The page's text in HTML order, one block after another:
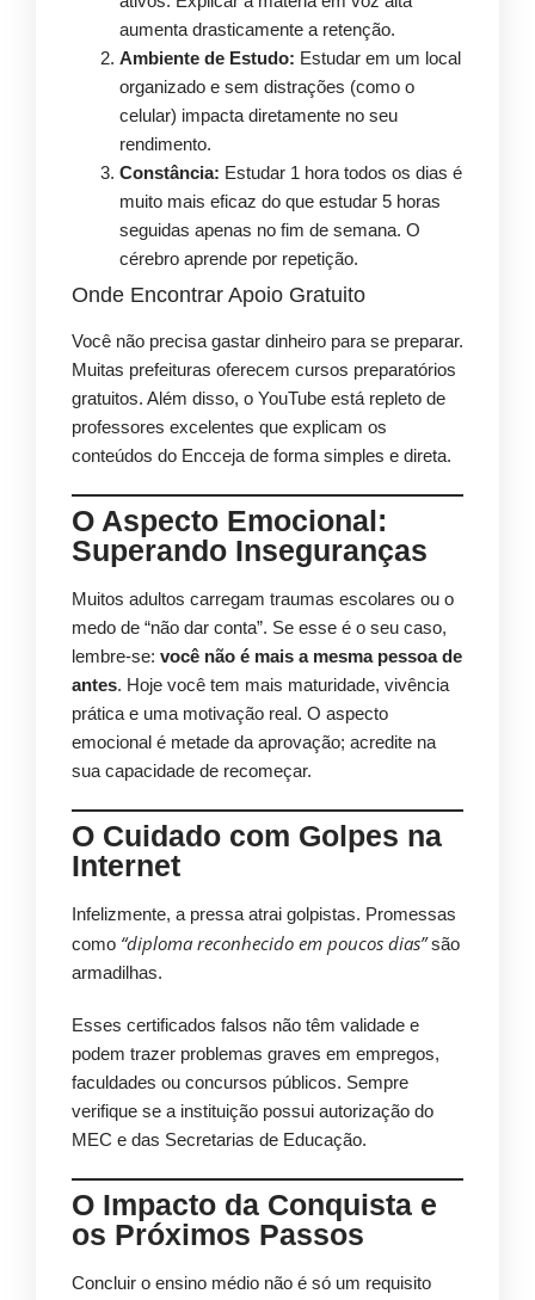
aumenta drasticamente a retenção.
Ambiente de Estudo: Estudar em um local
organizado e sem distrações (como o
celular) impacta diretamente no seu
rendimento.
Constância: Estudar 1 hora todos os dias é
muito mais eficaz do que estudar 5 horas
seguidas apenas no fim de semana. O
cérebro aprende por repetição.
Onde Encontrar Apoio Gratuito
Você não precisa gastar dinheiro para se preparar.
Muitas prefeituras oferecem cursos preparatórios
gratuitos. Além disso, o YouTube está repleto de
professores excelentes que explicam os
conteúdos do Encceja de forma simples e direta.
O Aspecto Emocional:
Superando Inseguranças
Muitos adultos carregam traumas escolares ou o
medo de “não dar conta”. Se esse é o seu caso,
lembre-se: você não é mais a mesma pessoa de
antes. Hoje você tem mais maturidade, vivência
prática e uma motivação real. O aspecto
emocional é metade da aprovação; acredite na
sua capacidade de recomeçar.
O Cuidado com Golpes na
Internet
Infelizmente, a pressa atrai golpistas. Promessas
como “diploma reconhecido em poucos dias”são
armadilhas.
Esses certificados falsos não têm validade e
podem trazer problemas graves em empregos,
faculdades ou concursos públicos. Sempre
verifique se a instituição possui autorização do
MEC e das Secretarias de Educação.
O Impacto da Conquista e
os Próximos Passos
Concluir o ensino médio não é só um requisito